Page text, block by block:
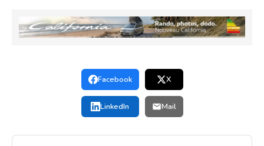
Facebook X
LinkedIn Mail